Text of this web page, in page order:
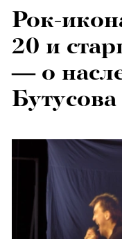
Рок-
20 и
— о
Бутусова